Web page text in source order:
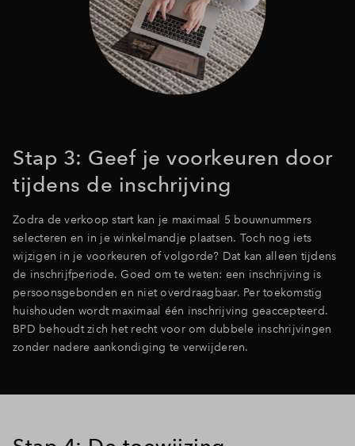
Stap 3: Geef je voorkeuren door
tijdens de inschrijving
Zodra de verkoop start kan je maximaal 5 bouwnummers
selecteren en in je winkelmandje plaatsen. Toch nog iets
wijzigen in je voorkeuren of volgorde? Dat kan alleen tijdens
de inschrijfperiode. Goed om te weten: een inschrijving is
persoonsgebonden en niet overdraagbaar. Per toekomstig
huishouden wordt maximaal één inschrijving geaccepteerd.
BPD behoudt zich het recht voor om dubbele inschrijvingen
zonder nadere aankondiging te verwijderen.